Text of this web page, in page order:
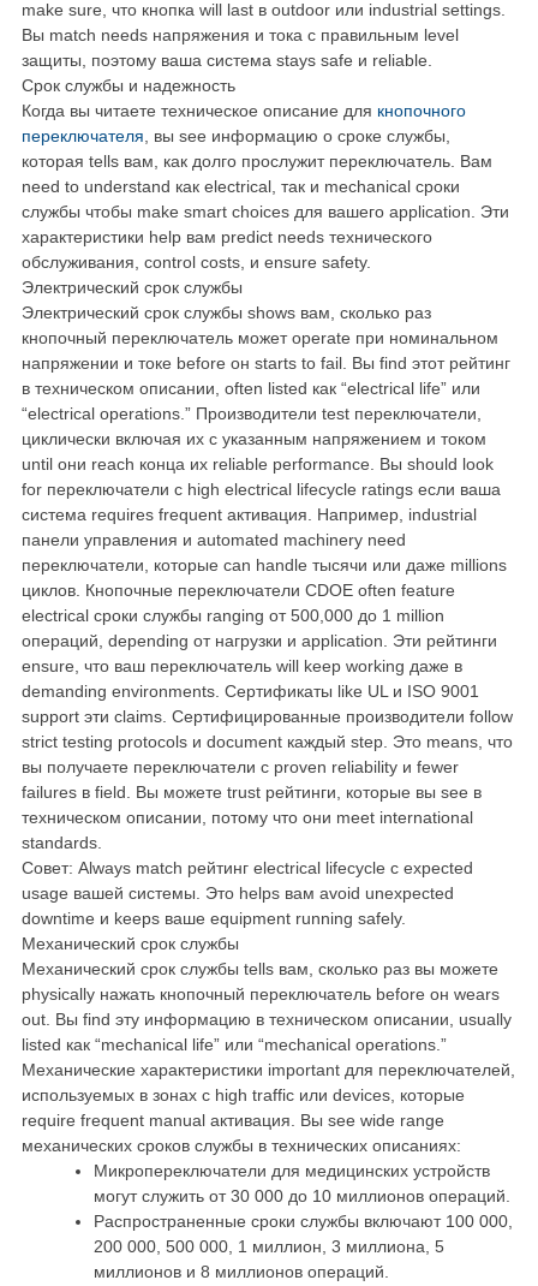
make sure, что кнопка will last в outdoor или industrial settings.
Вы match needs напряжения и тока с правильным level
защиты, поэтому ваша система stays safe и reliable.
Срок службы и надежность
Когда вы читаете техническое описание для кнопочного
переключателя , вы see информацию о сроке службы,
которая tells вам, как долго прослужит переключатель. Вам
need to understand как electrical, так и mechanical сроки
службы чтобы make smart choices для вашего application. Эти
характеристики help вам predict needs технического
обслуживания, control costs, и ensure safety.
Электрический срок службы
Электрический срок службы shows вам, сколько раз
кнопочный переключатель может operate при номинальном
напряжении и токе before он starts to fail. Вы find этот рейтинг
в техническом описании, often listed как “electrical life” или
“electrical operations.” Производители test переключатели,
циклически включая их с указанным напряжением и током
until они reach конца их reliable performance. Вы should look
for переключатели с high electrical lifecycle ratings если ваша
система requires frequent активация. Например, industrial
панели управления и automated machinery need
переключатели, которые can handle тысячи или даже millions
циклов. Кнопочные переключатели CDOE often feature
electrical сроки службы ranging от 500,000 до 1 million
операций, depending от нагрузки и application. Эти рейтинги
ensure, что ваш переключатель will keep working даже в
demanding environments. Сертификаты like UL и ISO 9001
support эти claims. Сертифицированные производители follow
strict testing protocols и document каждый step. Это means, что
вы получаете переключатели с proven reliability и fewer
failures в field. Вы можете trust рейтинги, которые вы see в
техническом описании, потому что они meet international
standards.
Совет: Always match рейтинг electrical lifecycle с expected
usage вашей системы. Это helps вам avoid unexpected
downtime и keeps ваше equipment running safely.
Механический срок службы
Механический срок службы tells вам, сколько раз вы можете
physically нажать кнопочный переключатель before он wears
out. Вы find эту информацию в техническом описании, usually
listed как “mechanical life” или “mechanical operations.”
Механические характеристики important для переключателей,
используемых в зонах с high traffic или devices, которые
require frequent manual активация. Вы see wide range
механических сроков службы в технических описаниях:
Микропереключатели для медицинских устройств
могут служить от 30 000 до 10 миллионов операций.
Распространенные сроки службы включают 100 000,
200 000, 500 000, 1 миллион, 3 миллиона, 5
миллионов и 8 миллионов операций.